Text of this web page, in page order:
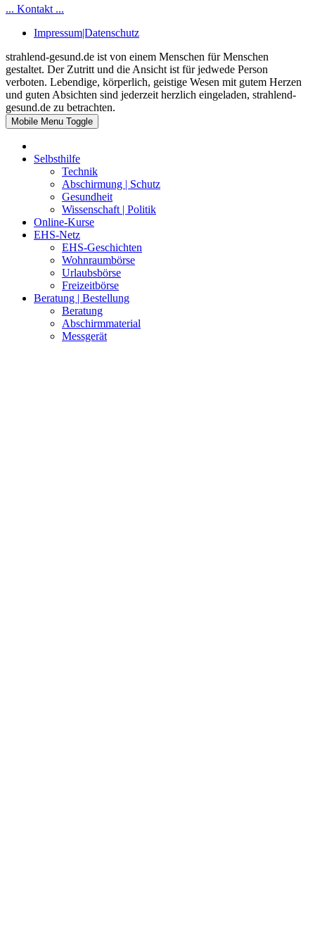
... Kontakt ...
Impressum|Datenschutz
strahlend-gesund.de ist von einem Menschen für Menschen
gestaltet. Der Zutritt und die Ansicht ist für jedwede Person
verboten. Lebendige, körperlich, geistige Wesen mit gutem Herzen
und guten Absichten sind jederzeit herzlich eingeladen, strahlend-
gesund.de zu betrachten.
Mobile Menu Toggle
Selbsthilfe
Technik
Abschirmung | Schutz
Gesundheit
Wissenschaft | Politik
Online-Kurse
EHS-Netz
EHS-Geschichten
Wohnraumbörse
Urlaubsbörse
Freizeitbörse
Beratung | Bestellung
Beratung
Abschirmmaterial
Messgerät